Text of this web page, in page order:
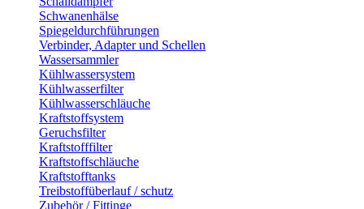
Schwanenhälse
Spiegeldurchführungen
Verbinder, Adapter und Schellen
Wassersammler
Kühlwassersystem
Kühlwasserfilter
Kühlwasserschläuche
Kraftstoffsystem
Geruchsfilter
Kraftstofffilter
Kraftstoffschläuche
Kraftstofftanks
Treibstoffüberlauf / schutz
Zubehör / Fittinge